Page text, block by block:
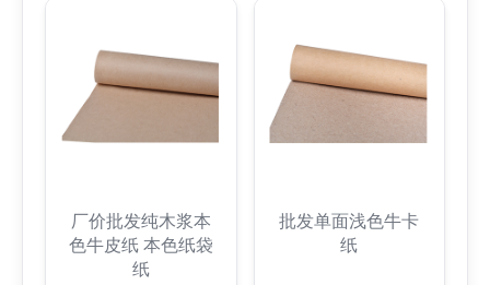
厂价批发纯木浆本
色牛皮纸 本色纸袋
纸
批发单面浅色牛卡
纸